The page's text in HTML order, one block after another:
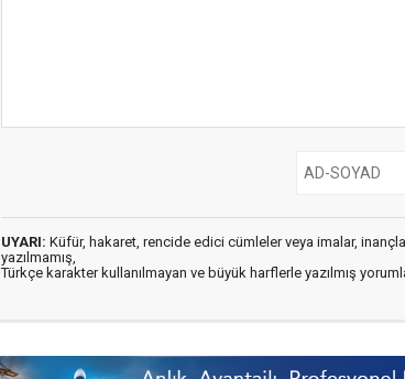
UYARI: Küfür, hakaret, rencide edici cümleler veya imalar,
yazılmamış,
Türkçe karakter kullanılmayan ve büyük harflerle yazılmış